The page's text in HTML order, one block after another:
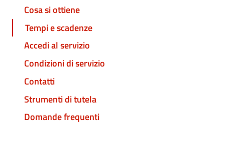
Cosa si ottiene
Tempi e scadenze
Accedi al servizio
Condizioni di servizio
Contatti
Strumenti di tutela
Domande frequenti